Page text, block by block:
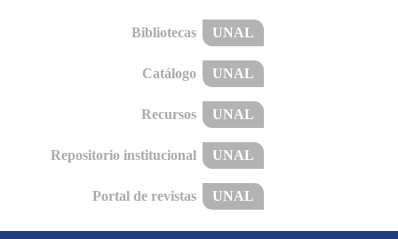
Bibliotecas UNAL
Catálogo UNAL
Recursos UNAL
Repositorio institucional UNAL
Portal de revistas UNAL